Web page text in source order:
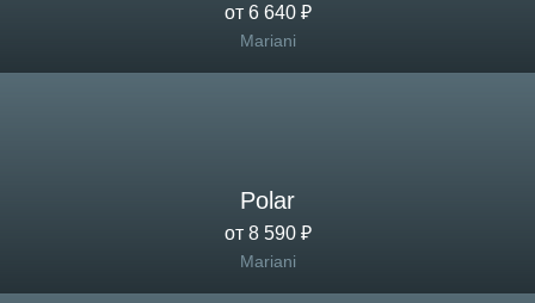
от 6 640 ₽
Mariani
Polar
от 8 590 ₽
Mariani